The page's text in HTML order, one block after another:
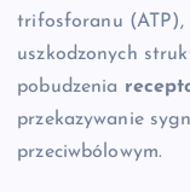
trifosforanu (ATP),
uszkodzonych
pobudzenia
przekazywanie
przeciwbólowym.